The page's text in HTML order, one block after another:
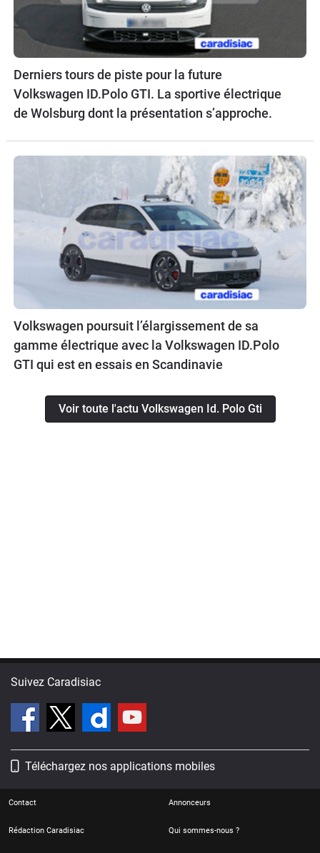
Derniers tours de piste pour la future
Volkswagen ID.Polo GTI. La sportive électrique
de Wolsburg dont la présentation s’approche.
Volkswagen poursuit l’élargissement de sa
gamme électrique avec la Volkswagen ID.Polo
GTI qui est en essais en Scandinavie
Voir toute l'actu Volkswagen Id. Polo Gti
Suivez Caradisiac
Téléchargez nos applications mobiles
Contact Annonceurs
Rédaction Caradisiac Qui sommes-nous ?